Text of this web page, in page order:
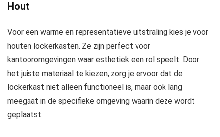
Hout
Voor een warme en representatieve uitstraling kies je voor
houten lockerkasten. Ze zijn perfect voor
kantooromgevingen waar esthetiek een rol speelt. Door
het juiste materiaal te kiezen, zorg je ervoor dat de
lockerkast niet alleen functioneel is, maar ook lang
meegaat in de specifieke omgeving waarin deze wordt
geplaatst.